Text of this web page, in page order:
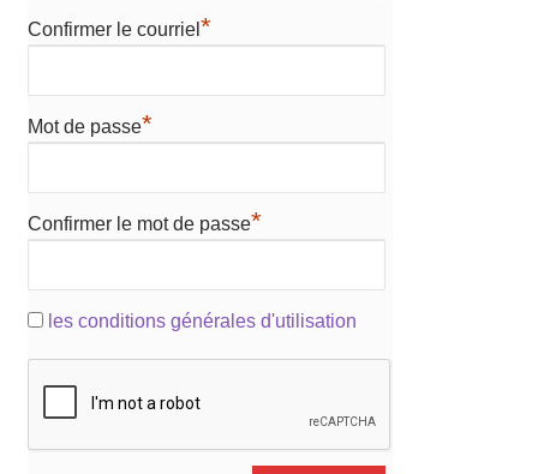
Confirmer le courriel *
Mot de passe*
Confirmer le mot de passe*
les conditions générales d'utilisation